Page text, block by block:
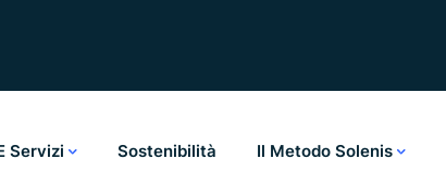
Servizi Sostenibilità Il Metodo Solenis